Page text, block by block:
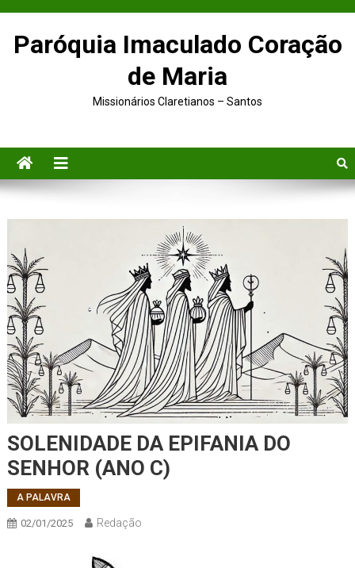
Paróquia Imaculado Coração
de Maria
Missionários Claretianos – Santos
SOLENIDADE DA EPIFANIA DO
SENHOR (ANO C)
A PALAVRA
02/01/2025 Redação